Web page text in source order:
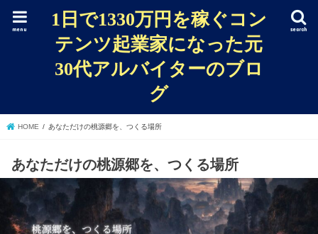
1日で1330万円を稼ぐコン
テンツ起業家になった元
30代アルバイターのブロ
グ
search
menu
HOME あなただけの桃源郷を、つくる場所
あなただけの桃源郷を、つくる場所